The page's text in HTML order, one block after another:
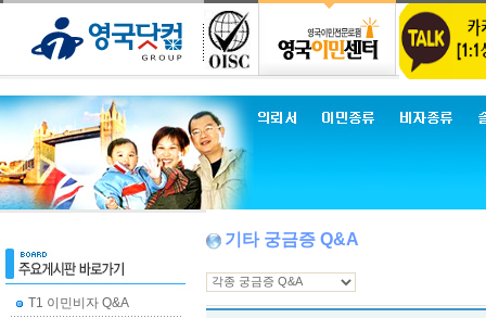
T1 이민비자 Q&A
기타 궁금증 Q&A